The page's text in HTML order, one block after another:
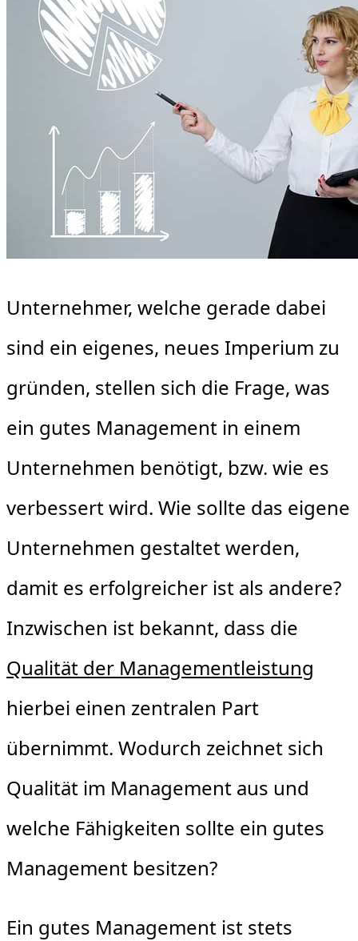
Unternehmer, welche gerade dabei
sind ein eigenes, neues Imperium zu
gründen, stellen sich die Frage, was
ein gutes Management in einem
Unternehmen benötigt, bzw. wie es
verbessert wird. Wie sollte das eigene
Unternehmen gestaltet werden,
damit es erfolgreicher ist als andere?
Inzwischen ist bekannt, dass die
Qualität der Managementleistung
hierbei einen zentralen Part
übernimmt. Wodurch zeichnet sich
Qualität im Management aus und
welche Fähigkeiten sollte ein gutes
Management besitzen?
Ein gutes Management ist stets